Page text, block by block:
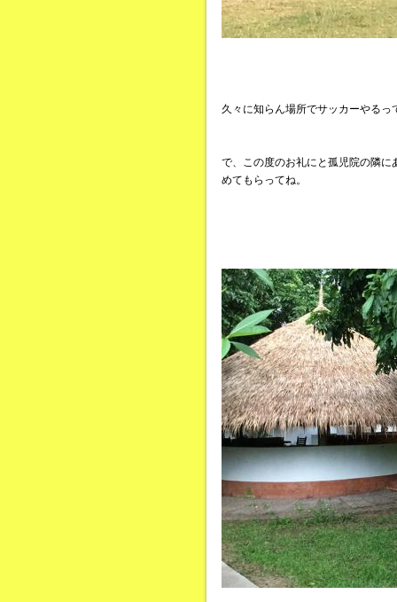
久々に知らん場所でサッカーやるっ
で、この度のお礼にと孤児院の隣
めてもらってね。